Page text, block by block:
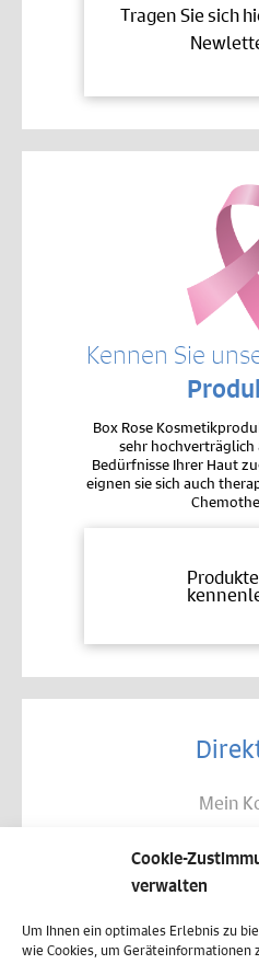
Cookie-
verwalten
Um Ihnen ein optimales Erlebnis zu
wie Cookies, um
Tragen Sie sich
Kennen Sie
Box Rose
sehr
Bedürfnisse Ihrer Haut
eignen sie sich auch
Produkte
Mein
Allgemeine